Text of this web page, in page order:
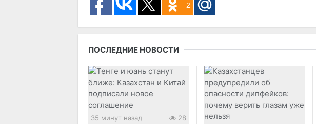
2
ПОСЛЕДНИЕ НОВОСТИ
35 минут назад 28